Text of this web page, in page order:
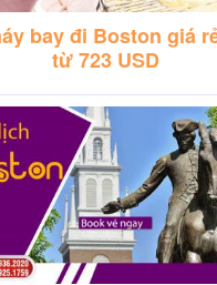
bay đi Boston giá
từ 723 USD